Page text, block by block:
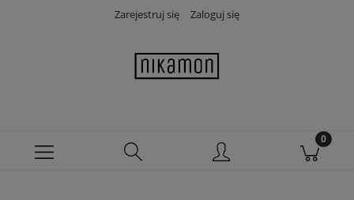
Zarejestruj się Zaloguj się